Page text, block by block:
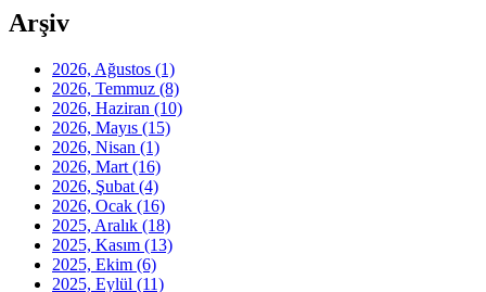
Arşiv
2026, Ağustos (1)
2026, Temmuz (8)
2026, Haziran (10)
2026, Mayıs (15)
2026, Nisan (1)
2026, Mart (16)
2026, Şubat (4)
2026, Ocak (16)
2025, Aralık (18)
2025, Kasım (13)
2025, Ekim (6)
2025, Eylül (11)